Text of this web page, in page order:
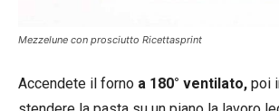
Mezzelune con prosciutto Ricettasprint
Accendete il forno a 180° ventilato, poi